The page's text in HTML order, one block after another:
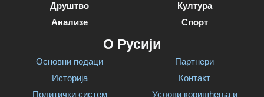
Друштво
Анализе
Култура
Спорт
О Русији
Основни подаци
Историја
Политички систем
Партнери
Контакт
Услови коришћења и